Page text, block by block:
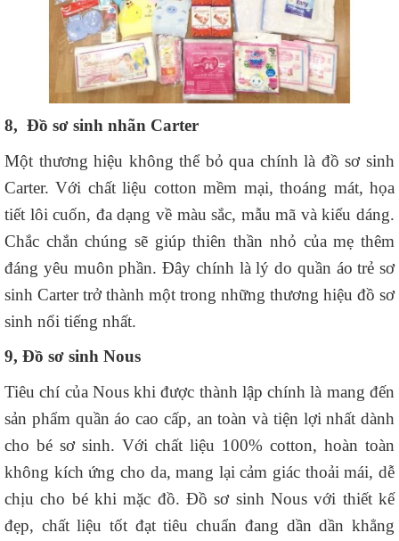
8, Đồ sơ sinh nhãn Carter
Một thương hiệu không thể bỏ qua chính là đồ sơ sinh
Carter. Với chất liệu cotton mềm mại, thoáng mát, họa
tiết lôi cuốn, đa dạng về màu sắc, mẫu mã và kiểu dáng.
Chắc chắn chúng sẽ giúp thiên thần nhỏ của mẹ thêm
đáng yêu muôn phần. Đây chính là lý do quần áo trẻ sơ
sinh Carter trở thành một trong những thương hiệu đồ sơ
sinh nổi tiếng nhất.
9, Đồ sơ sinh Nous
Tiêu chí của Nous khi được thành lập chính là mang đến
sản phẩm quần áo cao cấp, an toàn và tiện lợi nhất dành
cho bé sơ sinh. Với chất liệu 100% cotton, hoàn toàn
không kích ứng cho da, mang lại cảm giác thoải mái, dễ
chịu cho bé khi mặc đồ. Đồ sơ sinh Nous với thiết kế
đẹp, chất liệu tốt đạt tiêu chuẩn đang dần dần khẳng